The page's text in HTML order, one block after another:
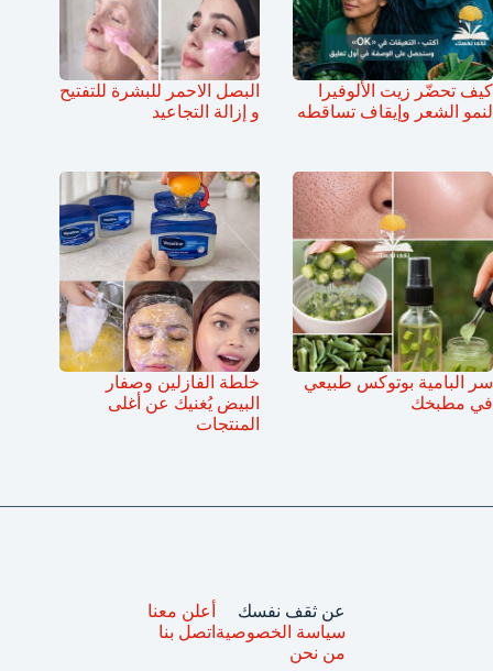
كيف تحضّر زيت الألوفيرا
لنمو الشعر وإيقاف تساقطه
البصل الاحمر للبشرة للتفتيح
و إزالة التجاعيد
سر البامية بوتوكس طبيعي
في مطبخك
خلطة الفازلين وصفار
البيض يُغنيك عن أغلى
المنتجات
عن ثقف نفسك
سياسة الخصوصية
من نحن
أعلن معنا
اتصل بنا